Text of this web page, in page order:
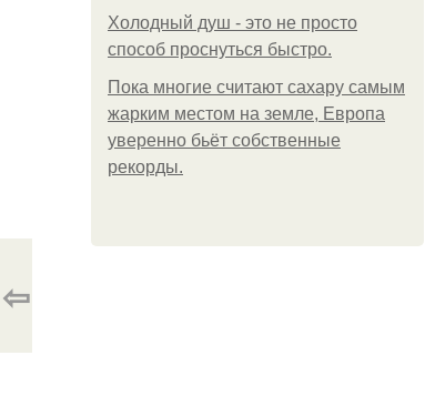
Холодный душ - это не просто
способ проснуться быстро.
Пока многие считают сахару самым
жарким местом на земле, Европа
уверенно бьёт собственные
рекорды.
⇦